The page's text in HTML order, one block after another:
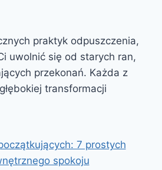
praktyk odpuszczenia,
uwolnić się od starych ran,
przekonań. Każda z
transformacji
7 prostych
spokoju